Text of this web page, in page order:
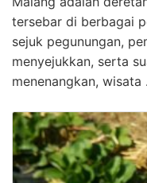
tersebar di berbagai
sejuk pegunungan,
menyejukkan, serta
menenangkan, wisata